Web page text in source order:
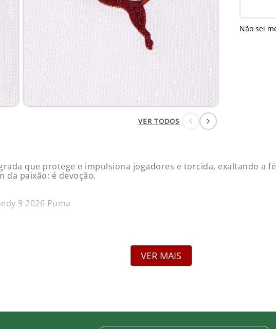
VER TODOS
Não sei
que protege e impulsiona jogadores e torcida, exaltando a
da paixão: é devoção.
9 2026 Puma
ou devolução de camisas personalizadas. Salvo vício de qualidade.
VER MAIS